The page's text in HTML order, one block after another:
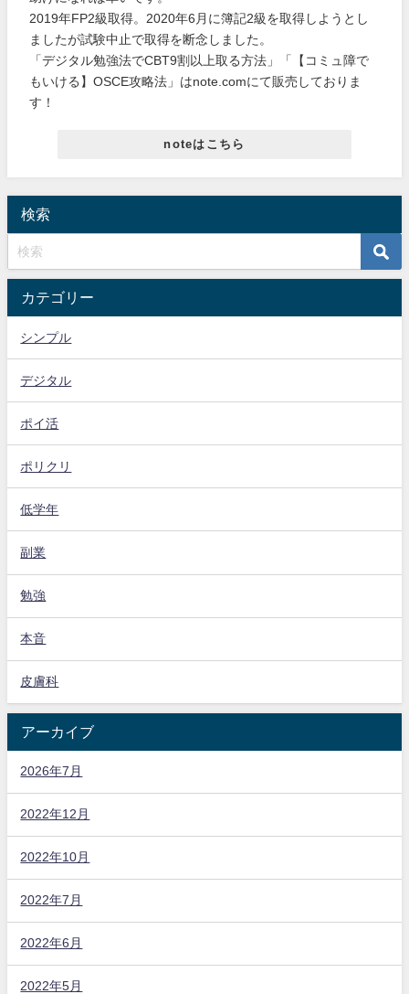
2019年FP2級取得。2020年6月に簿記2級を取得しようとし
ましたが試験中止で取得を断念しました。
「デジタル勉強法でCBT9割以上取る方法」「【コミュ障で
もいける】OSCE攻略法」はnote.comにて販売しておりま
す！
noteはこちら
検索
カテゴリー
シンプル
デジタル
ポイ活
ポリクリ
低学年
副業
勉強
本音
皮膚科
アーカイブ
2026年7月
2022年12月
2022年10月
2022年7月
2022年6月
2022年5月